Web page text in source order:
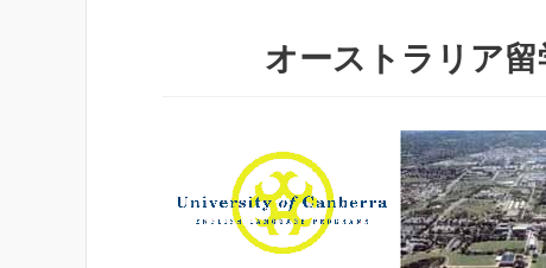
オーストラリア